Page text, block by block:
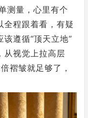
测量，心里有个
全程跟着看，有疑
遵循“顶天立地”
从视觉上拉高层
褶皱就足够了，